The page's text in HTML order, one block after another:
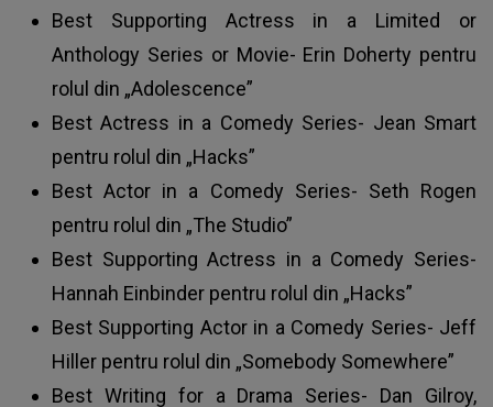
Best Supporting Actress in a Limited or
Anthology Series or Movie- Erin Doherty pentru
rolul din „Adolescence”
Best Actress in a Comedy Series- Jean Smart
pentru rolul din „Hacks”
Best Actor in a Comedy Series- Seth Rogen
pentru rolul din „The Studio”
Best Supporting Actress in a Comedy Series-
Hannah Einbinder pentru rolul din „Hacks”
Best Supporting Actor in a Comedy Series- Jeff
Hiller pentru rolul din „Somebody Somewhere”
Best Writing for a Drama Series- Dan Gilroy,